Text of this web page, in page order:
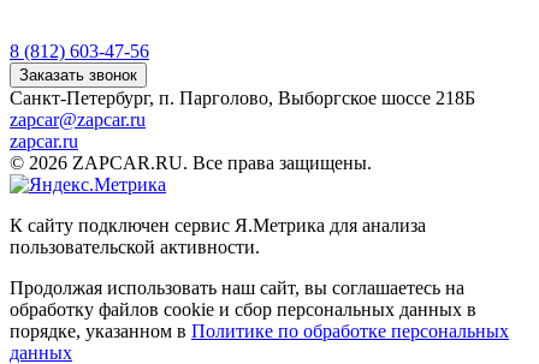
8 (812) 603-47-56
Заказать звонок
Санкт-Петербург, п. Парголово, Выборгское шоссе 218Б
zapcar@zapcar.ru
zapcar.ru
© 2026 ZAPCAR.RU. Все права защищены.
К сайту подключен сервис Я.Метрика для анализа
пользовательской активности.
Продолжая использовать наш сайт, вы соглашаетесь на
обработку файлов cookie и сбор персональных данных в
порядке, указанном в Политике по обработке персональных
данных